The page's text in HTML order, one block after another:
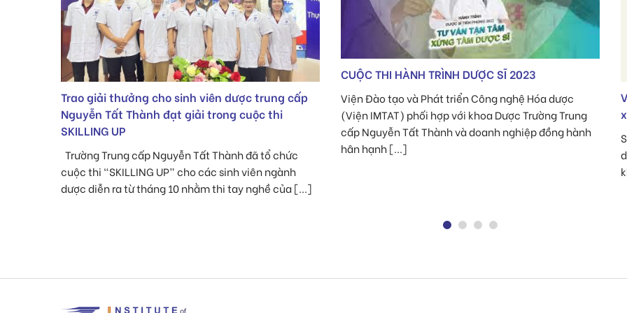
CUỘC THI HÀNH TRÌNH DƯỢC SĨ 2023
Viện Đào tạo và Phát triển Công nghệ Hóa dược
(Viện IMTAT) phối hợp với khoa Dược Trường Trung
cấp Nguyễn Tất Thành và doanh nghiệp đồng hành
hân hạnh [...]
Vi phạm về ghi nhãn mỹ phẩm, công ty OPC bị
xử phạt 45 triệu đồng
SKĐS – Thanh tra Bộ Y tế đã xử phạt Công ty cổ phần
dược phẩm OPC vì đã có hành vi vi phạm ghi nhãn